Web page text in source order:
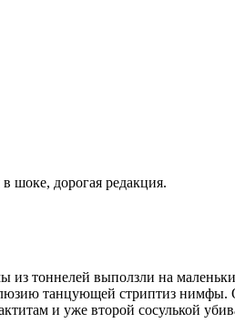
шоке, дорогая редакция.
тоннелей выползли на
танцующей стриптиз нимфы.
и уже второй сосулькой